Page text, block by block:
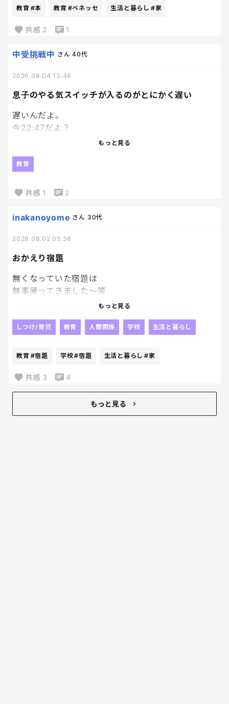
絵本大好き人間の長男にと、
ちょっと想定外にちゃんとした本届いてびっくり。
ていうか普通の本！
Ｗ抽選付のものだったんだけど、
あまりにちゃんとした本届いたから、
教育 #本 教育 #ベネッセ 生活と暮らし #家
共感 2 1
息子のやる気スイッチが入るのがとにかく遅い
中受挑戦中 さん 40代
2026.08.04 13:48
遅いんだよ。
今22:47だよ？
エンジンかかり始めたのが22時過ぎってなんなん。
模試の解き直ししてるのはえらいよ！
って嬉しいよ！？
でもね、時間見て？
もっと見る
教育
共感 1 2
おかえり宿題
inakanoyome さん 30代
2026.08.02 05:36
無くなっていた宿題は
無事帰ってきました～笑
やっぱり人の「見た」とか
じゃないかなぁ～って思っていた通り、
2日後に
毎日荷物開けないパターンね！？笑
戻ってきたことが何よりだから
我が家ってましたようーーーー。笑
もっと見る
しつけ/育児 教育 人間関係 学校 生活と暮らし
教育 #宿題 学校#宿題 生活と暮らし #家
共感 3 4
もっと見る